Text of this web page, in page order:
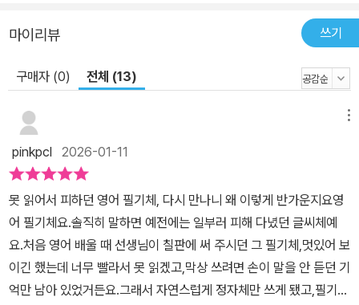
마이리뷰 쓰기
구매자 (0) 전체 (13)
pinkpcl 2026-01-11
못 읽어서 피하던 영어 필기체, 다시 만나니 왜 이렇게 반가운지요영
어 필기체요.솔직히 말하면 예전에는 일부러 피해 다녔던 글씨체예
요.처음 영어 배울 때 선생님이 칠판에 써 주시던 그 필기체,멋있어 보
이긴 했는데 너무 빨라서 못 읽겠고,막상 쓰려면 손이 말을 안 듣던 기
억만 남아 있었거든요.그래서 자연스럽게 정자체만 쓰게 됐고,필기체